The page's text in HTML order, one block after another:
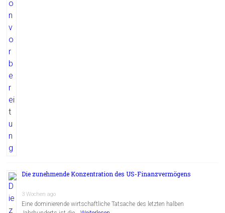
Die zunehmende Konzentration des US-Finanzvermögens
3 Wochen ago
Eine dominierende wirtschaftliche Tatsache des letzten halben